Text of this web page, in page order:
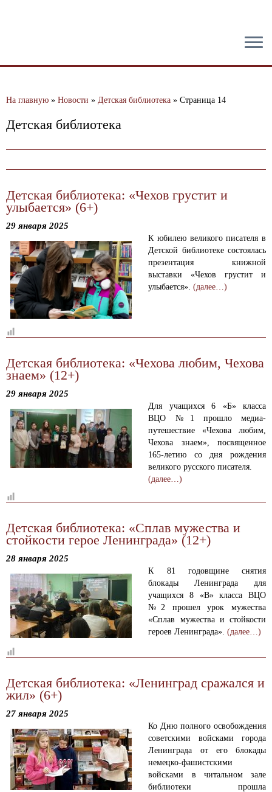
На главную » Новости » Детская библиотека » Страница 14
Детская библиотека
Детская библиотека: «Чехов грустит и
улыбается» (6+)
29 января 2025
К юбилею великого писателя в
Детской библиотеке состоялась
презентация книжной
выставки «Чехов грустит и
улыбается».(далее…)
Детская библиотека: «Чехова любим, Чехова
знаем» (12+)
29 января 2025
Для учащихся 6 «Б» класса
ВЦО №1 прошло медиа-
путешествие «Чехова любим,
Чехова знаем», посвященное
165-летию со дня рождения
великого русского писателя.
(далее…)
Детская библиотека: «Сплав мужества и
стойкости герое Ленинграда» (12+)
28 января 2025
К 81 годовщине снятия
блокады Ленинграда для
учащихся 8 «В» класса ВЦО
№2 прошел урок мужества
«Сплав мужества и стойкости
героев Ленинграда».(далее…)
Детская библиотека: «Ленинград сражался и
жил» (6+)
27 января 2025
Ко Дню полного освобождения
советскими войсками города
Ленинграда от его блокады
немецко-фашистскими
войсками в читальном зале
библиотеки прошла